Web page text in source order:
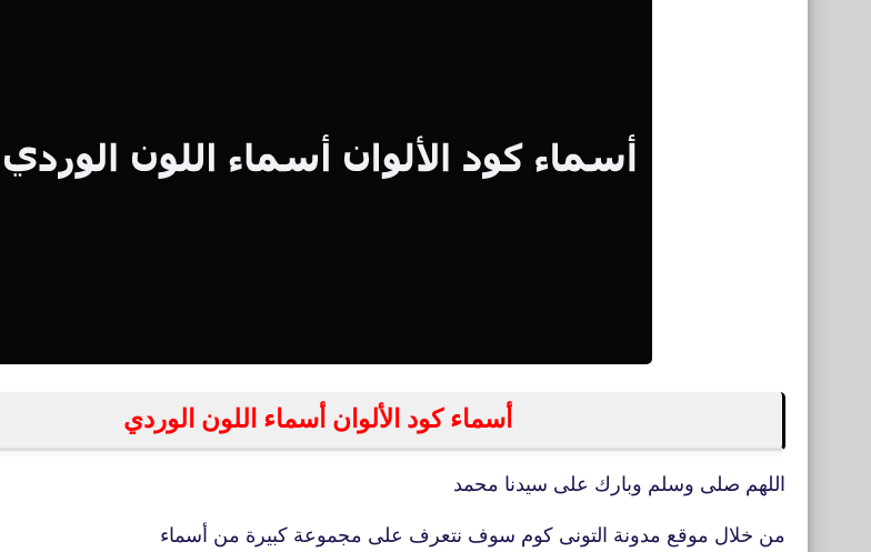
أسماء كود الألوان أسماء اللون الوردي
اللهم صلى وسلم وبارك على سيدنا محمد
من خلال موقع مدونة التونى كوم سوف نتعرف على مجموعة كبيرة من أسماء